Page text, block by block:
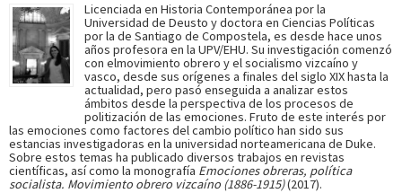
Licenciada en Historia Contemporánea por la
Universidad de Deusto y doctora en Ciencias Políticas
por la de Santiago de Compostela, es desde hace unos
años profesora en la UPV/EHU. Su investigación comenzó
con elmovimiento obrero y el socialismo vizcaíno y
vasco, desde sus orígenes a finales del siglo XIX hasta la
actualidad, pero pasó enseguida a analizar estos
ámbitos desde la perspectiva de los procesos de
politización de las emociones. Fruto de este interés por
las emociones como factores del cambio político han sido sus
estancias investigadoras en la universidad norteamericana de Duke.
Sobre estos temas ha publicado diversos trabajos en revistas
científicas, así como la monografía Emociones obreras, política
socialista. Movimiento obrero vizcaíno (1886-1915)(2017).